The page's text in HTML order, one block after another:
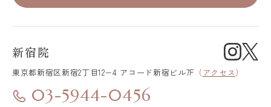
新宿院
東京都新宿区新宿2丁目12−4 アコード新宿ビル7F （アクセス）
03-5944-0456